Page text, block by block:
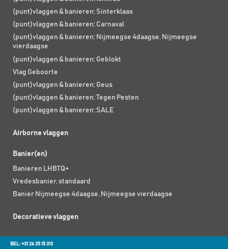
(punt)vlaggen & banieren; Sinterklaas
(punt)vlaggen & banieren; Carnaval
(punt)vlaggen & banieren; Nijmeegse 4daagse, Nijmeegse
vierdaagse
(punt)vlaggen & banieren; Geblokt
Vlag Geboorte
(punt)vlaggen & banieren; Geus
(punt)vlaggen & banieren; Tegen Pesten
(punt)vlaggen & banieren; SALE
Airborne vlaggen
Banier(en)
Banieren LHBTQ+
Vredesbanier, standaard
Banier Nijmeegse 4daagse, Nijmeegse vierdaagse
Decoratieve vlaggen
BEL: +31 26 35 15 313